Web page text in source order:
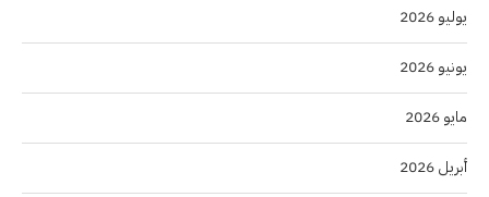
يوليو 2026
يونيو 2026
مايو 2026
أبريل 2026